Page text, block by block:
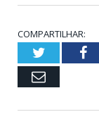
COMPARTILHAR:
Twitter
Email